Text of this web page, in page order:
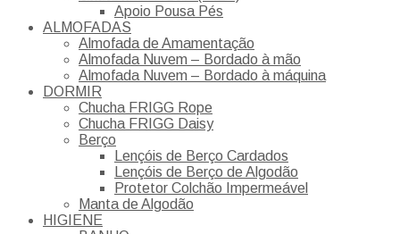
Apoio Pousa Pés
ALMOFADAS
Almofada de Amamentação
Almofada Nuvem – Bordado à mão
Almofada Nuvem – Bordado à máquina
DORMIR
Chucha FRIGG Rope
Chucha FRIGG Daisy
Berço
Lençóis de Berço Cardados
Lençóis de Berço de Algodão
Protetor Colchão Impermeável
Manta de Algodão
HIGIENE